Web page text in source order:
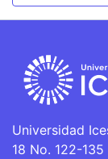
Universidad
18 No. 122-135